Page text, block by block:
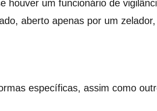
houver um funcionário de
aberto apenas por um
específicas, assim como